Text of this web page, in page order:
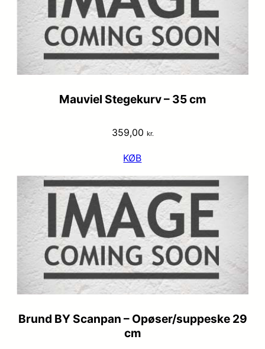
Mauviel Stegekurv – 35 cm
359,00 kr.
KØB
Brund BY Scanpan – Opøser/suppeske 29
cm